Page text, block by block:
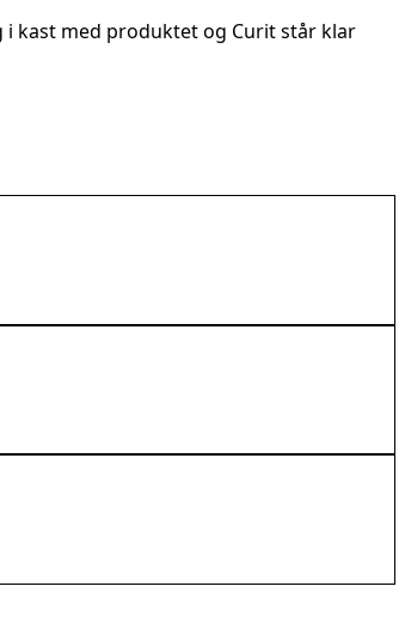
i kast med produktet og Curit står klar